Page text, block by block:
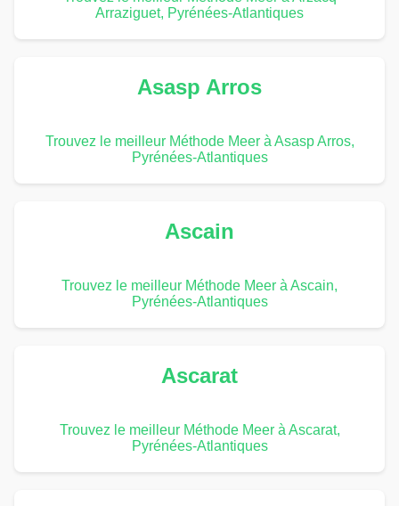
Arraziguet, Pyrénées-Atlantiques
Asasp Arros
Trouvez le meilleur Méthode Meer à Asasp Arros,
Pyrénées-Atlantiques
Ascain
Trouvez le meilleur Méthode Meer à Ascain,
Pyrénées-Atlantiques
Ascarat
Trouvez le meilleur Méthode Meer à Ascarat,
Pyrénées-Atlantiques